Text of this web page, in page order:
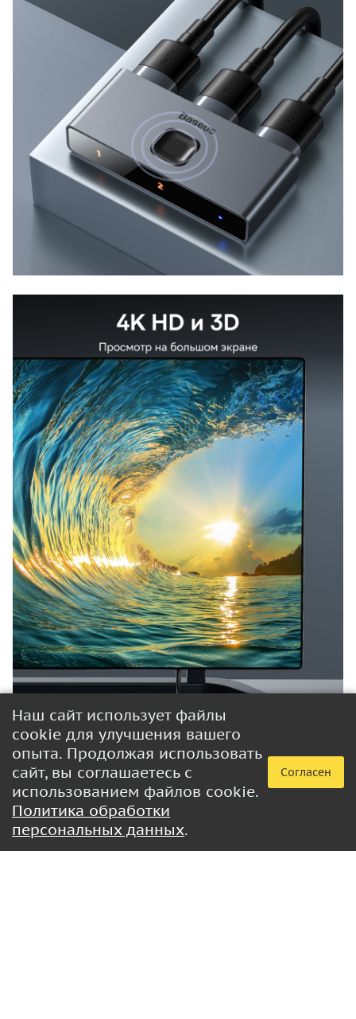
Наш сайт использует файлы
cookie для улучшения вашего
опыта. Продолжая использовать
сайт, вы соглашаетесь с
использованием файлов cookie.
Политика обработки
персональных данных.
Согласен